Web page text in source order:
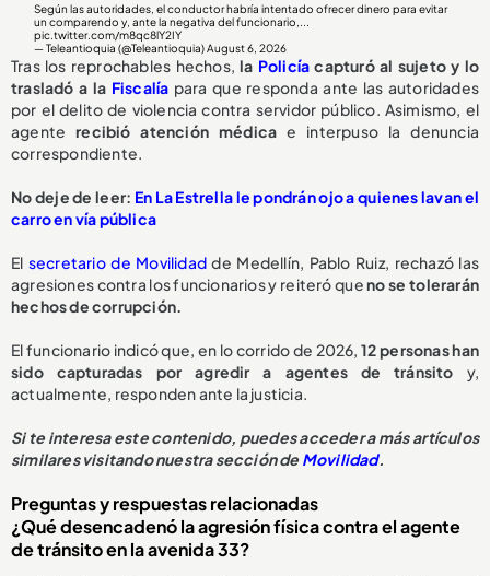
Según las autoridades, el conductor habría intentado ofrecer dinero para evitar
un comparendo y, ante la negativa del funcionario,...
pic.twitter.com/m8qc8lY2IY
— Teleantioquia (@Teleantioquia)August 6, 2026
Tras los reprochables hechos,la Policía capturó al sujeto y lo
trasladó a la Fiscalía para que responda ante las autoridades
por el delito de violencia contra servidor público. Asimismo, el
agenterecibió atención médica e interpuso la denuncia
correspondiente.
No deje de leer: En La Estrella le pondrán ojo a quienes lavan el
carro en vía pública
El secretario de Movilidad de Medellín, Pablo Ruiz, rechazó las
agresiones contra los funcionarios y reiteró queno se tolerarán
hechos de corrupción.
El funcionario indicó que, en lo corrido de 2026,12 personas han
sido capturadas por agredir a agentes de tránsito y,
actualmente, responden ante la justicia.
Si te interesa este contenido, puedes acceder a más artículos
similares visitando nuestra sección deMovilidad.
Preguntas y respuestas relacionadas
¿Qué desencadenó la agresión física contra el agente
de tránsito en la avenida 33?